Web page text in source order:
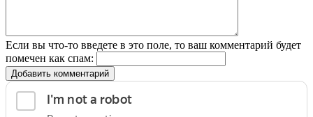
Если вы что-то введете в это поле, то ваш комментарий будет
помечен как спам:
Добавить комментарий